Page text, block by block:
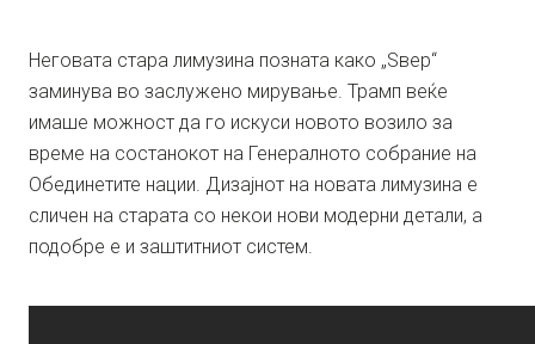
Неговата стара лимузина позната како „Ѕвер“
заминува во заслужено мирување. Трамп веќе
имаше можност да го искуси новото возило за
време на состанокот на Генералното собрание на
Обединетите нации. Дизајнот на новата лимузина е
сличен на старата со некои нови модерни детали, а
подобре е и заштитниот систем.